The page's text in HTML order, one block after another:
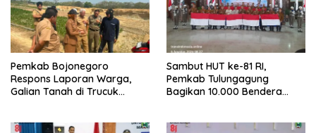
Pemkab Bojonegoro
Respons Laporan Warga,
Galian Tanah di Trucuk
Sambut HUT ke-81 RI,
Pemkab Tulungagung
Bagikan 10.000 Bendera